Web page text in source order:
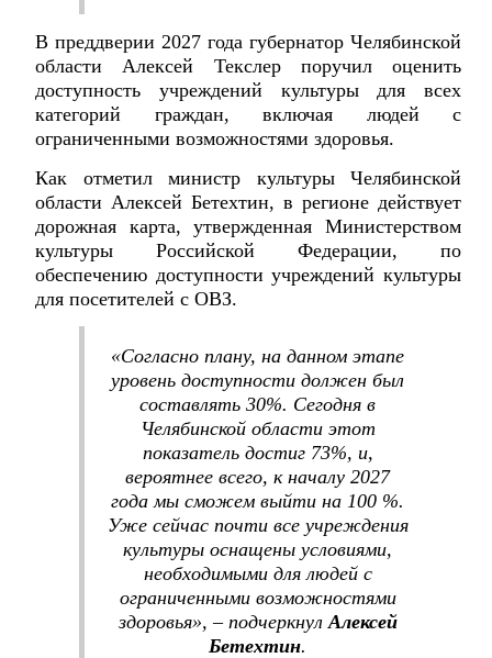
В преддверии 2027 года губернатор Челябинской
области Алексей Текслер поручил оценить
доступность учреждений культуры для всех
категорий граждан, включая людей с
ограниченными возможностями здоровья.
Как отметил министр культуры Челябинской
области Алексей Бетехтин, в регионе действует
дорожная карта, утвержденная Министерством
культуры Российской Федерации, по
обеспечению доступности учреждений культуры
для посетителей с ОВЗ.
«Согласно плану, на данном этапе
уровень доступности должен был
составлять 30%. Сегодня в
Челябинской области этот
показатель достиг 73%, и,
вероятнее всего, к началу 2027
года мы сможем выйти на 100 %.
Уже сейчас почти все учреждения
культуры оснащены условиями,
необходимыми для людей с
ограниченными возможностями
здоровья», – подчеркнулАлексей
Бетехтин.